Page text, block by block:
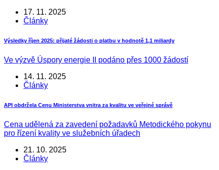
17. 11. 2025
Články
Výsledky říjen 2025: přijaté žádosti o platbu v hodnotě 1,1 miliardy
Ve výzvě Úspory energie II podáno přes 1000 žádostí
14. 11. 2025
Články
API obdržela Cenu Ministerstva vnitra za kvalitu ve veřejné správě
Cena udělená za zavedení požadavků Metodického pokynu
pro řízení kvality ve služebních úřadech
21. 10. 2025
Články